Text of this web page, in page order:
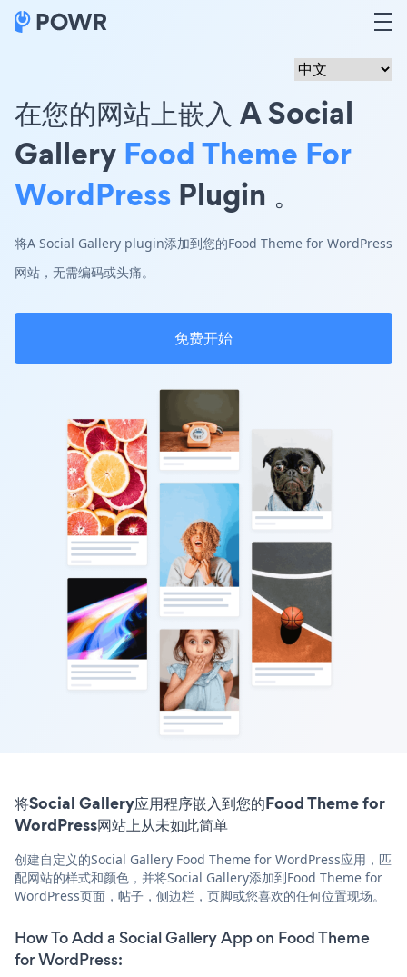
在您的网站上嵌入 A Social
Gallery Food Theme For
WordPress Plugin 。
将A Social Gallery plugin添加到您的Food Theme for WordPress
网站，无需编码或头痛。
免费开始
将Social Gallery应用程序嵌入到您的Food Theme for
WordPress网站上从未如此简单
创建自定义的Social Gallery Food Theme for WordPress应用，匹
配网站的样式和颜色，并将Social Gallery添加到Food Theme for
WordPress页面，帖子，侧边栏，页脚或您喜欢的任何位置现场。
How To Add a Social Gallery App on Food Theme
for WordPress: